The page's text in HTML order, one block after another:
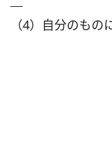
（4）自分のもの